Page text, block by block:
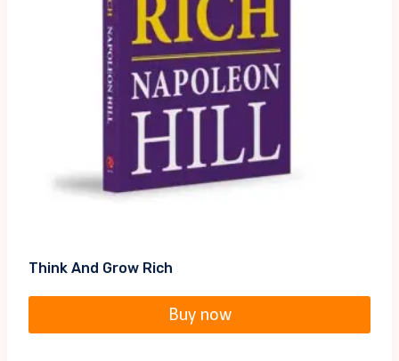
Think And Grow Rich
Buy now